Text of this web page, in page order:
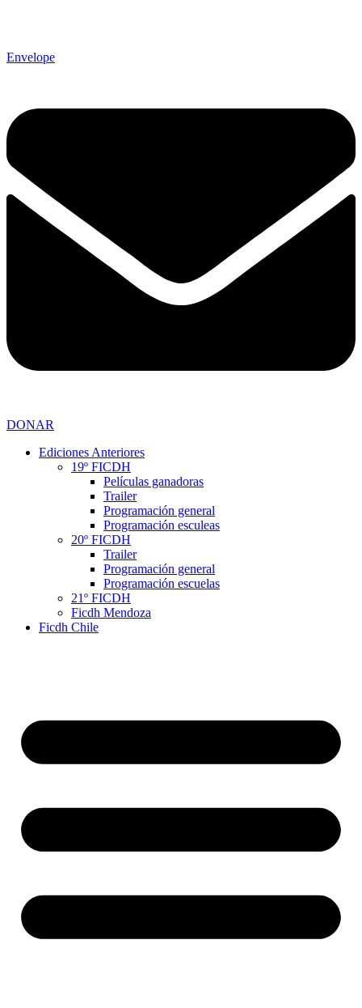
Envelope
DONAR
Ediciones Anteriores
19º FICDH
Películas ganadoras
Trailer
Programación general
Programación esculeas
20º FICDH
Trailer
Programación general
Programación escuelas
21º FICDH
Ficdh Mendoza
Ficdh Chile